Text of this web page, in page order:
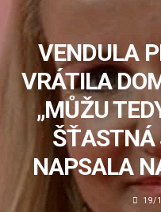
VENDULA
VRÁTILA
„MŮŽU
ŠŤASTNÁ
NAPSALA
19/